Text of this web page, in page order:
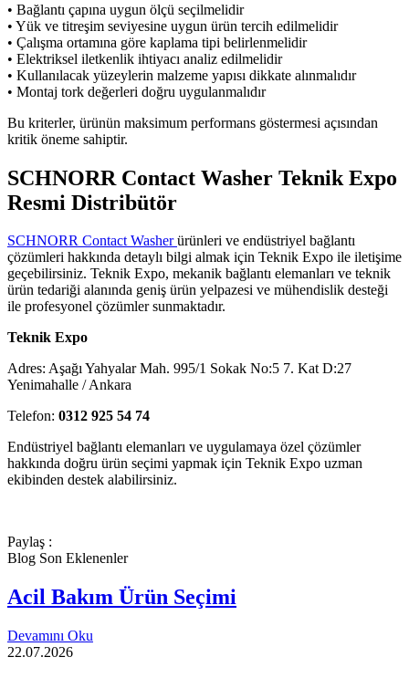
• Bağlantı çapına uygun ölçü seçilmelidir
• Yük ve titreşim seviyesine uygun ürün tercih edilmelidir
• Çalışma ortamına göre kaplama tipi belirlenmelidir
• Elektriksel iletkenlik ihtiyacı analiz edilmelidir
• Kullanılacak yüzeylerin malzeme yapısı dikkate alınmalıdır
• Montaj tork değerleri doğru uygulanmalıdır
Bu kriterler, ürünün maksimum performans göstermesi açısından
kritik öneme sahiptir.
SCHNORR Contact Washer Teknik Expo
Resmi Distribütör
SCHNORR Contact Washerürünleri ve endüstriyel bağlantı
çözümleri hakkında detaylı bilgi almak için Teknik Expo ile iletişime
geçebilirsiniz. Teknik Expo, mekanik bağlantı elemanları ve teknik
ürün tedariği alanında geniş ürün yelpazesi ve mühendislik desteği
ile profesyonel çözümler sunmaktadır.
Teknik Expo
Adres: Aşağı Yahyalar Mah. 995/1 Sokak No:5 7. Kat D:27
Yenimahalle / Ankara
Telefon: 0312 925 54 74
Endüstriyel bağlantı elemanları ve uygulamaya özel çözümler
hakkında doğru ürün seçimi yapmak için Teknik Expo uzman
ekibinden destek alabilirsiniz.
Paylaş :
Blog Son Eklenenler
Acil Bakım Ürün Seçimi
Devamını Oku
22.07.2026